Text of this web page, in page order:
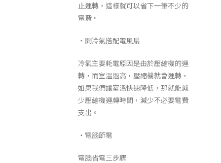
止運轉，這樣就可以省下一筆不少的
電費。
‧開冷氣搭配電風扇
冷氣主要耗電原因是由於壓縮機的運
轉，而室溫過高，壓縮機就會運轉，
如果我們讓室溫快速降低，那就能減
少壓縮機運轉時間，減少不必要電費
支出。
‧電腦節電
電腦省電三步驟: